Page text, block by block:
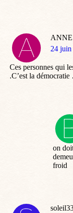
dit
24 juin
Ces personnes qui
.C’est la
on
froid